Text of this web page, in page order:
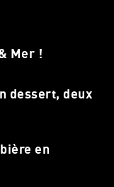
Mer !
dessert, deux
en